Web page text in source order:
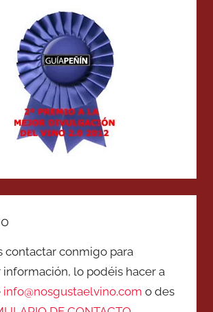
contactar conmigo para
lo podéis hacer a
info@nosgustaelvino.com o des